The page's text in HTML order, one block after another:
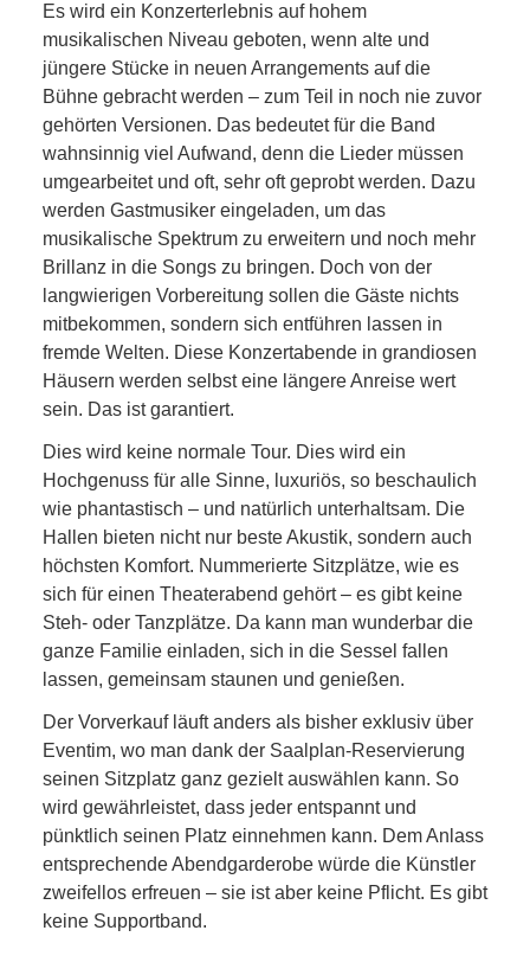
Es wird ein Konzerterlebnis auf hohem
musikalischen Niveau geboten, wenn alte und
jüngere Stücke in neuen Arrangements auf die
Bühne gebracht werden – zum Teil in noch nie zuvor
gehörten Versionen. Das bedeutet für die Band
wahnsinnig viel Aufwand, denn die Lieder müssen
umgearbeitet und oft, sehr oft geprobt werden. Dazu
werden Gastmusiker eingeladen, um das
musikalische Spektrum zu erweitern und noch mehr
Brillanz in die Songs zu bringen. Doch von der
langwierigen Vorbereitung sollen die Gäste nichts
mitbekommen, sondern sich entführen lassen in
fremde Welten. Diese Konzertabende in grandiosen
Häusern werden selbst eine längere Anreise wert
sein. Das ist garantiert.
Dies wird keine normale Tour. Dies wird ein
Hochgenuss für alle Sinne, luxuriös, so beschaulich
wie phantastisch – und natürlich unterhaltsam. Die
Hallen bieten nicht nur beste Akustik, sondern auch
höchsten Komfort. Nummerierte Sitzplätze, wie es
sich für einen Theaterabend gehört – es gibt keine
Steh- oder Tanzplätze. Da kann man wunderbar die
ganze Familie einladen, sich in die Sessel fallen
lassen, gemeinsam staunen und genießen.
Der Vorverkauf läuft anders als bisher exklusiv über
Eventim, wo man dank der Saalplan-Reservierung
seinen Sitzplatz ganz gezielt auswählen kann. So
wird gewährleistet, dass jeder entspannt und
pünktlich seinen Platz einnehmen kann. Dem Anlass
entsprechende Abendgarderobe würde die Künstler
zweifellos erfreuen – sie ist aber keine Pflicht. Es gibt
keine Supportband.